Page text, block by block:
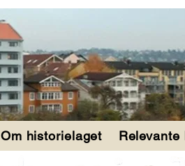
Om historielaget Relevante